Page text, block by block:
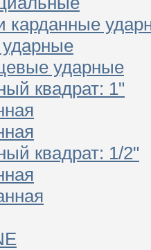
карданные
ударные
квадрат: 1"
квадрат: 1/2"